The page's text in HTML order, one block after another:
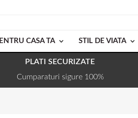
CASA TA STIL DE VIATA
PLATI SECURIZATE
Cumparaturi sigure 100%